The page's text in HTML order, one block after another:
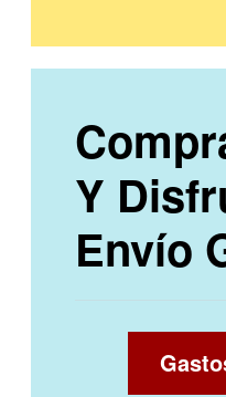
Y
Envío